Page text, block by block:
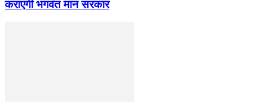
कराएगी भगवंत मान सरकार